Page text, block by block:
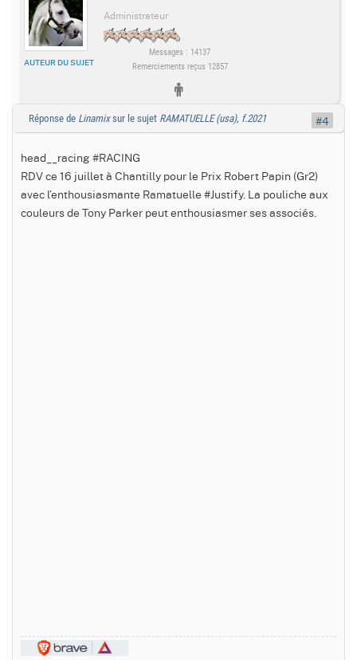
AUTEUR DU SUJET
Administrateur
Messages : 14137
Remerciements reçus 12857
Réponse de Linamixsur le sujet RAMATUELLE (usa), f.2021
head__racing #RACING
RDV ce 16 juillet à Chantilly pour le Prix Robert Papin (Gr2)
avec l’enthousiasmante Ramatuelle #Justify. La pouliche aux
couleurs de Tony Parker peut enthousiasmer ses associés.
#4